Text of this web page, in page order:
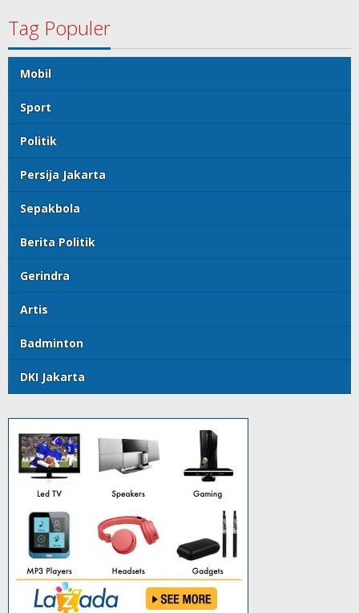
Tag Populer
Mobil
Sport
Politik
Persija Jakarta
Sepakbola
Berita Politik
Gerindra
Artis
Badminton
DKI Jakarta